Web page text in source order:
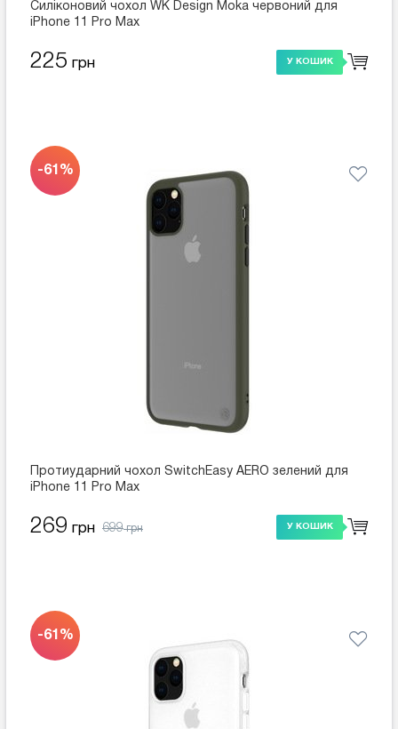
Силіконовий чохол WK Design Moka червоний для
iPhone 11 Pro Max
225 грн У КОШИК
-61%
Протиударний чохол SwitchEasy AERO зелений для
iPhone 11 Pro Max
269 грн 699грн У КОШИК
-61%